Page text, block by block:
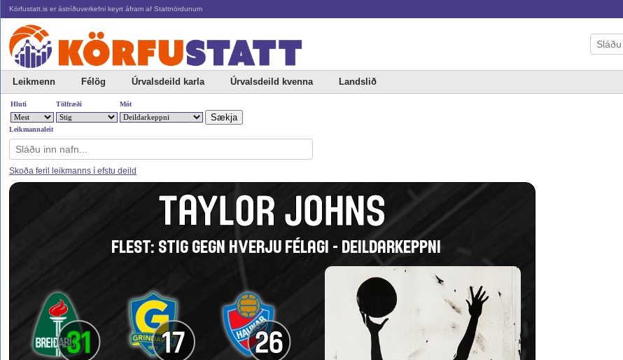
Körfustatt.is er ástríðuverkefni keyrt áfram af Stattnördunum
Leikmenn Félög Úrvalsdeild karla Úrvalsdeild kvenna Landslið
Hluti Tölfræði Mót
Leikmannaleit
Skoða feril leikmanns í efstu deild
TAYLOR JOHNS
FLEST: STIG GEGN HVERJU FÉLAGI - DEILDARKEPPNI
31 17 26